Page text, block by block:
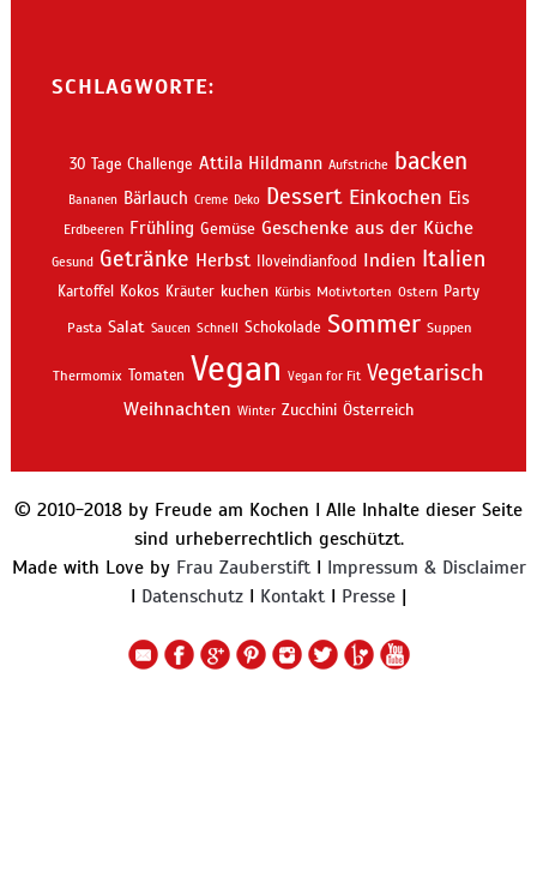
SCHLAGWORTE:
30 Tage Challenge Attila Hildmann Aufstriche backen
Bananen Bärlauch Creme Deko Dessert Einkochen Eis
Erdbeeren Frühling Gemüse Geschenke aus der Küche
Gesund Getränke Herbst Iloveindianfood Indien Italien
Kartoffel Kokos Kräuter kuchen Kürbis Motivtorten Ostern Party
Pasta Salat Saucen Schnell Schokolade Sommer Suppen
Thermomix Tomaten Vegan Vegan for Fit Vegetarisch
Weihnachten Winter Zucchini Österreich
© 2010-2018 by Freude am Kochen I Alle Inhalte dieser Seite
sind urheberrechtlich geschützt.
Made with Love by Frau ZauberstiftI Impressum & Disclaimer
I Datenschutz I KontaktI Presse |